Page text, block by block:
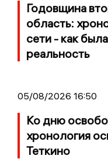
Годовщина
область:
сети - как
реальность
05/08/2026 16:50
Ко дню
хронология
Теткино